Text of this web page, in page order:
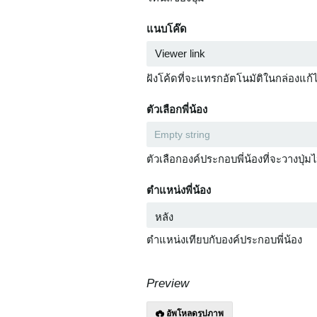
แนบโค๊ด
ฝังโค้ดที่จะแทรกอัตโนมัติในกล่องแก้
ตัวเลือกพี่น้อง
ตัวเลือกองค์ประกอบพี่น้องที่จะวางปุ่มไ
ตำแหน่งพี่น้อง
ตำแหน่งเทียบกับองค์ประกอบพี่น้อง
Preview
อัพโหลดรูปภาพ